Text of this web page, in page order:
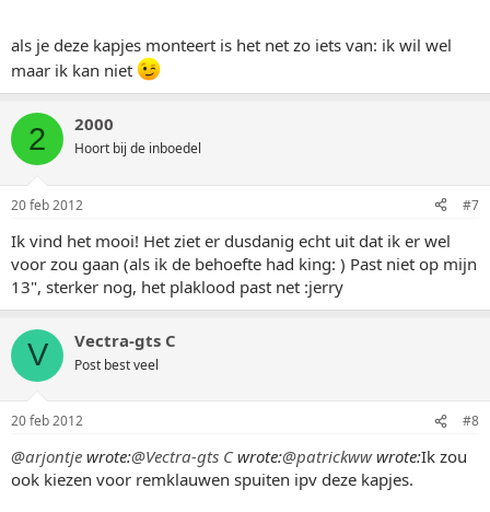
als je deze kapjes monteert is het net zo iets van: ik wil wel
maar ik kan niet
2 2000
Hoort bij de inboedel
20 feb 2012 #7
Ik vind het mooi! Het ziet er dusdanig echt uit dat ik er wel
voor zou gaan (als ik de behoefte had king: ) Past niet op mijn
13", sterker nog, het plaklood past net :jerry
V Vectra-gts C
Post best veel
20 feb 2012 #8
@arjontje wrote:@Vectra-gts Cwrote:@patrickwwwrote:Ik zou
ook kiezen voor remklauwen spuiten ipv deze kapjes.